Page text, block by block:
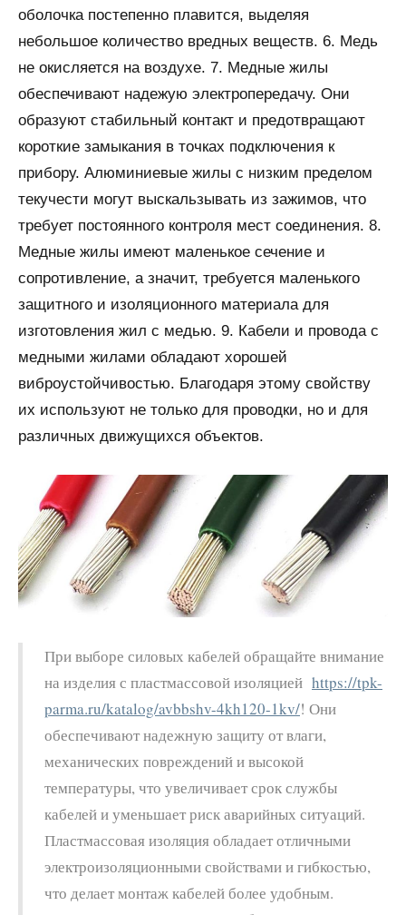
оболочка постепенно плавится, выделяя
небольшое количество вредных веществ. 6. Медь
не окисляется на воздухе. 7. Медные жилы
обеспечивают надежую электропередачу. Они
образуют стабильный контакт и предотвращают
короткие замыкания в точках подключения к
прибору. Алюминиевые жилы с низким пределом
текучести могут выскальзывать из зажимов, что
требует постоянного контроля мест соединения. 8.
Медные жилы имеют маленькое сечение и
сопротивление, а значит, требуется маленького
защитного и изоляционного материала для
изготовления жил с медью. 9. Кабели и провода с
медными жилами обладают хорошей
виброустойчивостью. Благодаря этому свойству
их используют не только для проводки, но и для
различных движущихся объектов.
При выборе силовых кабелей обращайте внимание
на изделия с пластмассовой изоляцией https://tpk-
parma.ru/katalog/avbbshv-4kh120-1kv/! Они
обеспечивают надежную защиту от влаги,
механических повреждений и высокой
температуры, что увеличивает срок службы
кабелей и уменьшает риск аварийных ситуаций.
Пластмассовая изоляция обладает отличными
электроизоляционными свойствами и гибкостью,
что делает монтаж кабелей более удобным.